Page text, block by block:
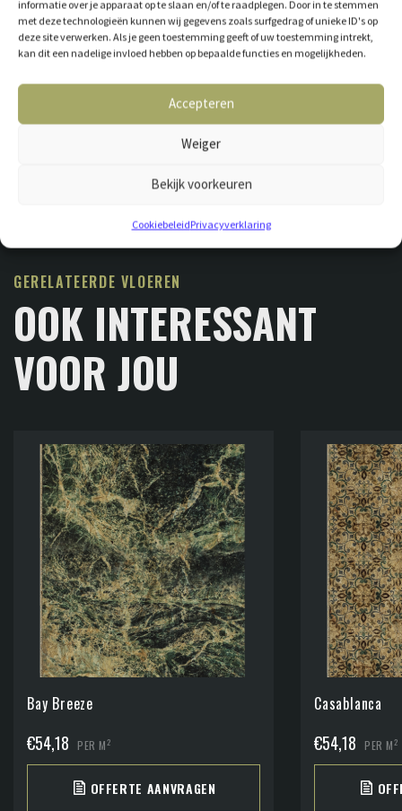
informatie over je apparaat op te slaan en/of te raadplegen. Door in te stemmen
met deze technologieën kunnen wij gegevens zoals surfgedrag of unieke ID's op
deze site verwerken. Als je geen toestemming geeft of uw toestemming intrekt,
kan dit een nadelige invloed hebben op bepaalde functies en mogelijkheden.
Accepteren
Weiger
Bekijk voorkeuren
CookiebeleidPrivacyverklaring
GERELATEERDE VLOEREN
OOK INTERESSANT
VOOR JOU
Bay Breeze
€54,18 PER M2
OFFERTE AANVRAGEN
Casablanca
€54,18 PER M2